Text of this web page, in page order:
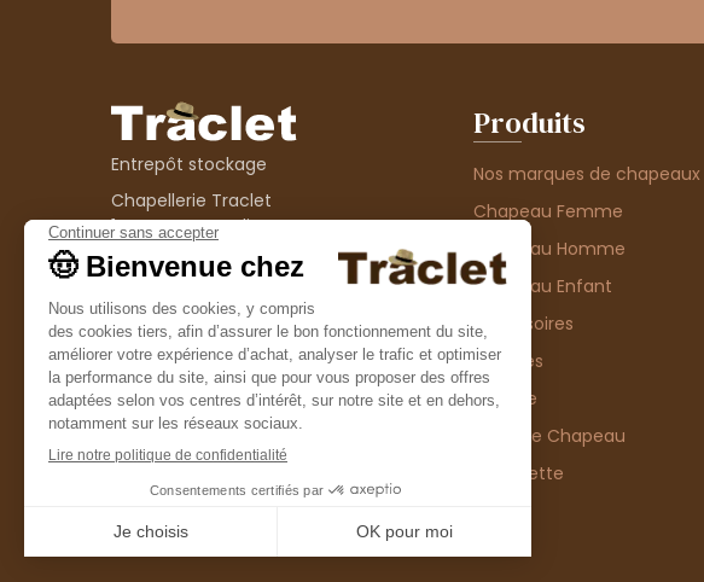
Entrepôt stockage
Chapellerie Traclet
14 Impasse Bardin
42300 Roanne
contact@chapellerie-traclet.com
Boutique
Chapellerie Traclet
4 rue de Cadore
42300 Roanne
Produits
Nos marques de chapeaux
Chapeau Femme
Chapeau Homme
Chapeau Enfant
Accessoires
Thèmes
Matière
Type de Chapeau
Casquette